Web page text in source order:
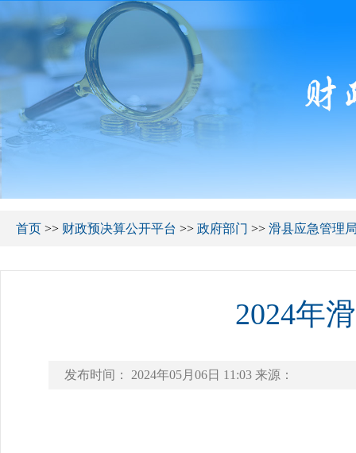
首页 >> 财政预决算公开平台 >> 政府部门 >> 滑县应急管理
2024年
发布时间： 2024年05月06日 11:03 来源：